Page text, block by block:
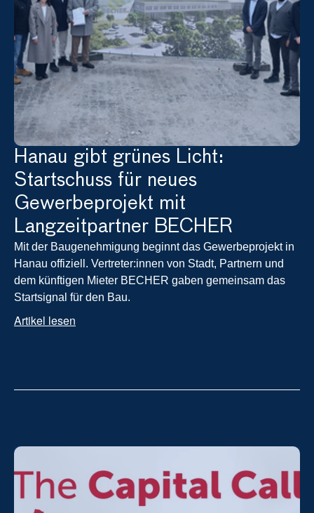
Hanau gibt grünes Licht:
Startschuss für neues
Gewerbeprojekt mit
Langzeitpartner BECHER
Mit der Baugenehmigung beginnt das Gewerbeprojekt in
Hanau offiziell. Vertreter:innen von Stadt, Partnern und
dem künftigen Mieter BECHER gaben gemeinsam das
Startsignal für den Bau.
Artikel lesen